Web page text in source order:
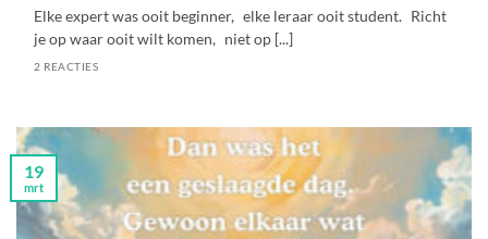
Elke expert was ooit beginner, elke leraar ooit student. Richt
je op waar ooit wilt komen, niet op [...]
2 REACTIES
19
mrt